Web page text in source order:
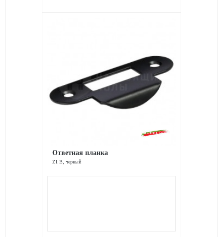
Ответная планка
Z1 B, черный